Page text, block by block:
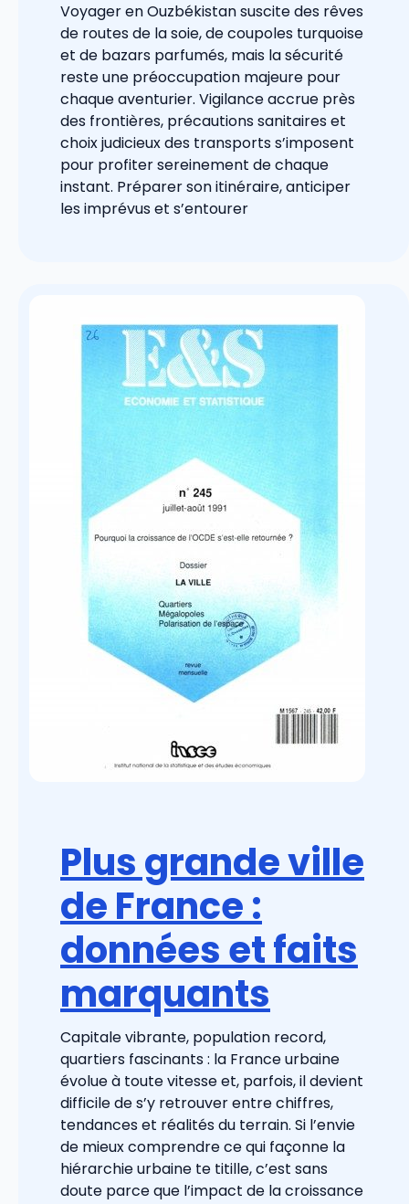
Voyager en Ouzbékistan suscite des rêves
de routes de la soie, de coupoles turquoise
et de bazars parfumés, mais la sécurité
reste une préoccupation majeure pour
chaque aventurier. Vigilance accrue près
des frontières, précautions sanitaires et
choix judicieux des transports s’imposent
pour profiter sereinement de chaque
instant. Préparer son itinéraire, anticiper
les imprévus et s’entourer
Plus grande ville
de France :
données et faits
marquants
Capitale vibrante, population record,
quartiers fascinants : la France urbaine
évolue à toute vitesse et, parfois, il devient
difficile de s’y retrouver entre chiffres,
tendances et réalités du terrain. Si l’envie
de mieux comprendre ce qui façonne la
hiérarchie urbaine te titille, c’est sans
doute parce que l’impact de la croissance